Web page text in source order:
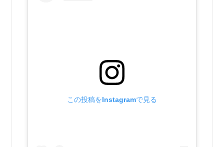
この投稿をInstagramで見る